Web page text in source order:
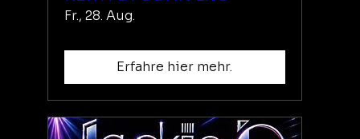
Fr., 28. Aug.
Erfahre hier mehr.